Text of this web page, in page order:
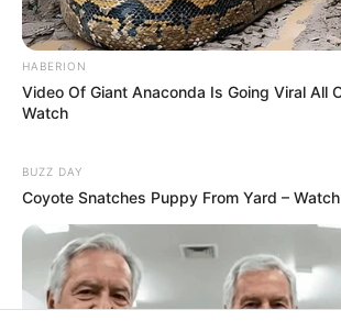
HABERION
Video Of Giant Anaconda Is Going Viral All
Watch
BUZZ DAY
Coyote Snatches Puppy From Yard –